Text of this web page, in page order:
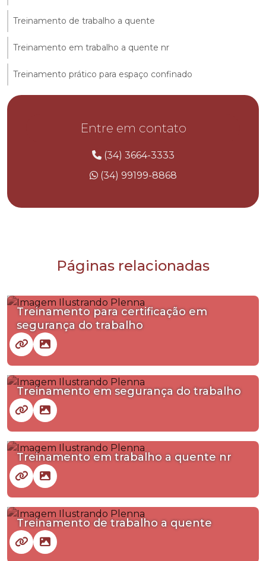
Treinamento de trabalho a quente
Treinamento em trabalho a quente nr
Treinamento prático para espaço confinado
Entre em contato
(34) 3664-3333
(34) 99199-8868
Páginas relacionadas
Treinamento para certificação em
segurança do trabalho
Treinamento em segurança do trabalho
Treinamento em trabalho a quente nr
Treinamento de trabalho a quente